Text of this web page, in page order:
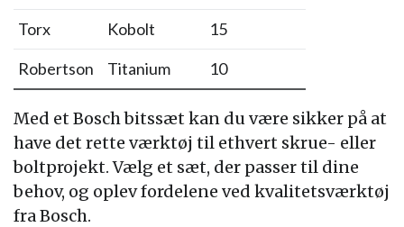
Torx
Kobolt
15
Robertson
Titanium 10
Med et Bosch bitssæt kan du være sikker på at
have det rette værktøj til ethvert skrue- eller
boltprojekt. Vælg et sæt, der passer til dine
behov, og oplev fordelene ved kvalitetsværktøj
fra Bosch.